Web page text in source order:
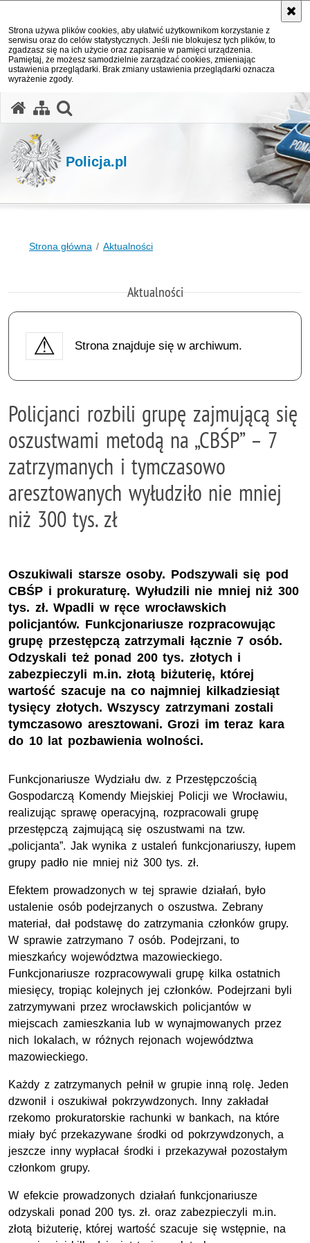
Strona używa plików cookies, aby ułatwić użytkownikom korzystanie z
serwisu oraz do celów statystycznych. Jeśli nie blokujesz tych plików, to
zgadzasz się na ich użycie oraz zapisanie w pamięci urządzenia.
Pamiętaj, że możesz samodzielnie zarządzać cookies, zmieniając
ustawienia przeglądarki. Brak zmiany ustawienia przeglądarki oznacza
wyrażenie zgody.
Policja.pl
Strona główna Aktualności
Aktualności
Strona znajduje się w archiwum.
Policjanci rozbili grupę zajmującą się
oszustwami metodą na „CBŚP” – 7
zatrzymanych i tymczasowo
aresztowanych wyłudziło nie mniej
niż 300 tys. zł
Oszukiwali starsze osoby. Podszywali się pod
CBŚP i prokuraturę. Wyłudzili nie mniej niż 300
tys. zł. Wpadli w ręce wrocławskich
policjantów. Funkcjonariusze rozpracowując
grupę przestępczą zatrzymali łącznie 7 osób.
Odzyskali też ponad 200 tys. złotych i
zabezpieczyli m.in. złotą biżuterię, której
wartość szacuje na co najmniej kilkadziesiąt
tysięcy złotych. Wszyscy zatrzymani zostali
tymczasowo aresztowani. Grozi im teraz kara
do 10 lat pozbawienia wolności.
Funkcjonariusze Wydziału dw. z Przestępczością
Gospodarczą Komendy Miejskiej Policji we Wrocławiu,
realizując sprawę operacyjną, rozpracowali grupę
przestępczą zajmującą się oszustwami na tzw.
„policjanta”. Jak wynika z ustaleń funkcjonariuszy, łupem
grupy padło nie mniej niż 300 tys. zł.
Efektem prowadzonych w tej sprawie działań, było
ustalenie osób podejrzanych o oszustwa. Zebrany
materiał, dał podstawę do zatrzymania członków grupy.
W sprawie zatrzymano 7 osób. Podejrzani, to
mieszkańcy województwa mazowieckiego.
Funkcjonariusze rozpracowywali grupę kilka ostatnich
miesięcy, tropiąc kolejnych jej członków. Podejrzani byli
zatrzymywani przez wrocławskich policjantów w
miejscach zamieszkania lub w wynajmowanych przez
nich lokalach, w różnych rejonach województwa
mazowieckiego.
Każdy z zatrzymanych pełnił w grupie inną rolę. Jeden
dzwonił i oszukiwał pokrzywdzonych. Inny zakładał
rzekomo prokuratorskie rachunki w bankach, na które
miały być przekazywane środki od pokrzywdzonych, a
jeszcze inny wypłacał środki i przekazywał pozostałym
członkom grupy.
W efekcie prowadzonych działań funkcjonariusze
odzyskali ponad 200 tys. zł. oraz zabezpieczyli m.in.
złotą biżuterię, której wartość szacuje się wstępnie, na